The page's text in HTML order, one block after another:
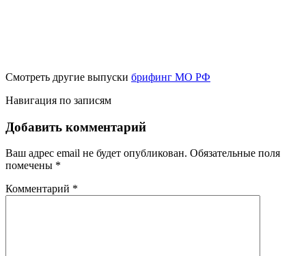
Смотреть другие выпуски брифинг МО РФ
Навигация по записям
Добавить комментарий
Ваш адрес email не будет опубликован. Обязательные поля
помечены *
Комментарий *